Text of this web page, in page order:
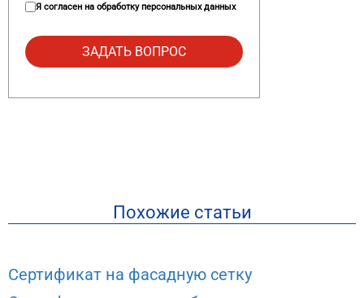
Я согласен на обработку персональных данных
Похожие статьи
Сертификат на фасадную сетку